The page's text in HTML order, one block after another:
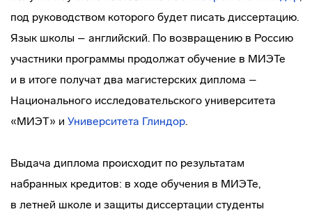
под руководством которого будет писать диссертацию.
Язык школы – английский. По возвращению в Россию
участники программы продолжат обучение в МИЭТе
и в итоге получат два магистерских диплома –
Национального исследовательского университета
«МИЭТ» и Университета Глиндор.
Выдача диплома происходит по результатам
набранных кредитов: в ходе обучения в МИЭТе,
в летней школе и защиты диссертации студенты